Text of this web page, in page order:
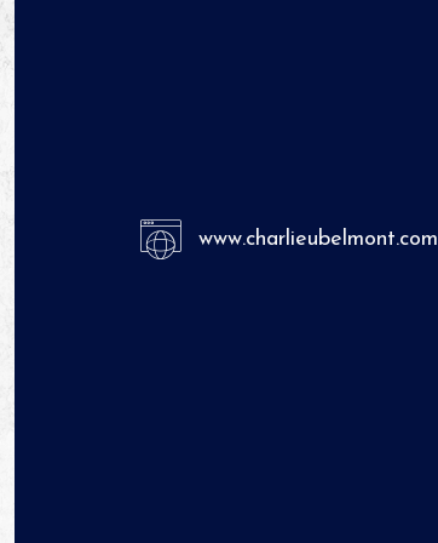
www.charlieubelmont.com